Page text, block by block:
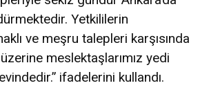
Yetkililerin
ve meşru talepleri karşısında
meslektaşlarımız yedi
ifadelerini kullandı.